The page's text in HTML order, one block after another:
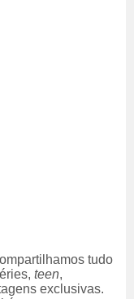
tudo
teen,
exclusivas.